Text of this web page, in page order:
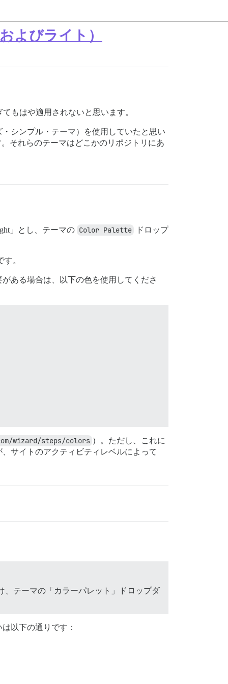
よびライト）
もはや適用されないと思います。
シンプル・テーマ）を使用していたと思い
それらのテーマはどこかのリポジトリにあ
」とし、テーマの Color Palette ドロップ
。
ある場合は、以下の色を使用してくださ
wizard/steps/colors ）。ただし、これに
サイトのアクティビティレベルによって
、テーマの「カラーパレット」ドロップダ
以下の通りです：